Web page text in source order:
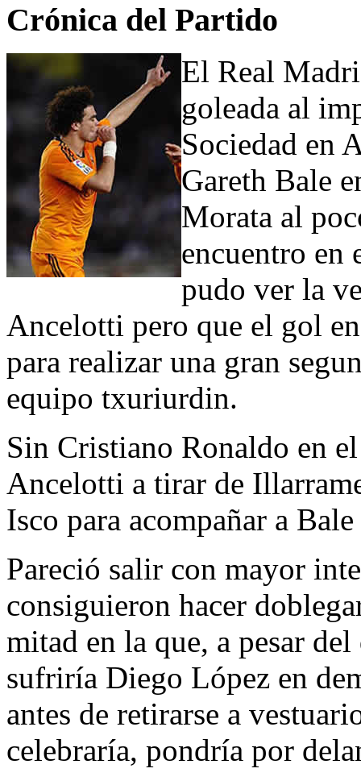
Crónica del Partido
El Real
goleada al
Sociedad en
Gareth Bale
Morata al
encuentro en
pudo ver la
Ancelotti pero que el gol
para realizar una gran
equipo txuriurdin.
Sin Cristiano Ronaldo en
Ancelotti a tirar de
Isco para acompañar a
Pareció salir con mayor
consiguieron hacer
mitad en la que, a pesar
sufriría Diego López en
antes de retirarse a
celebraría, pondría por